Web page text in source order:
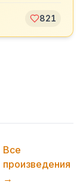
821
Все
произведения
→